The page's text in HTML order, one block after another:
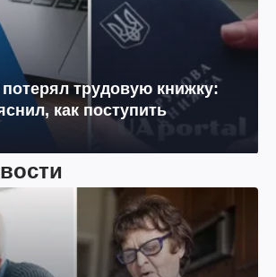
трудовую книжку:
как поступить